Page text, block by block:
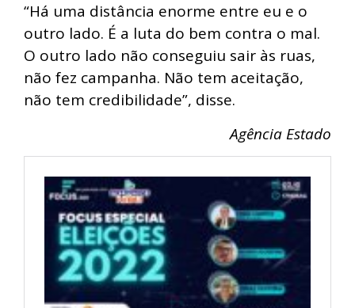
“Há uma distância enorme entre eu e o
outro lado. É a luta do bem contra o mal.
O outro lado não conseguiu sair às ruas,
não fez campanha. Não tem aceitação,
não tem credibilidade”, disse.
Agência Estado